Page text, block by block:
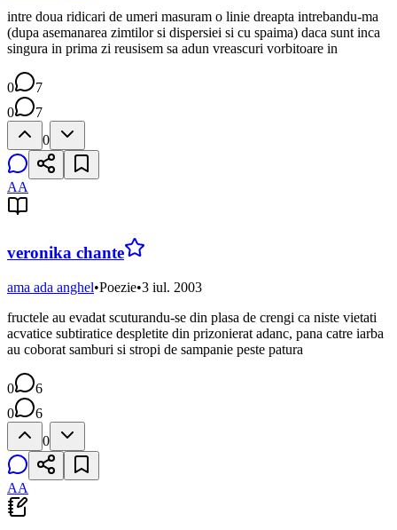
intre doua ridicari de umeri masuram o linie dreapta intrebandu-ma
(dupa asemanarea zimtilor si dispersiei si cu spaima) daca sunt inca
singura in prima zi reusisem sa adun vreascuri vorbitoare in
0
7
0
7
0
AA
veronika chante
ama ada anghel•Poezie•3 iul. 2003
fructele au evadat scuturandu-se din plasa de crengi ca niste vietati
acvatice subtiratice despletite din prizonierat adanc, pana catre iarba
au coborat samburi si stropi de sampanie peste patura
0
6
0
6
0
AA